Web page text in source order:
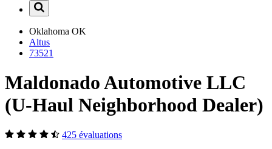
Oklahoma OK
Altus
73521
Maldonado Automotive LLC
(U-Haul Neighborhood Dealer)
425 évaluations